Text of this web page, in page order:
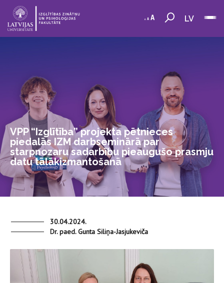
LV
VPP “Izglītība” projekta pētnieces
piedalās IZM darbseminārā par
starpnozaru sadarbību pieaugušo prasmju
datu tālākizmantošanā
30.04.2024.
Dr. paed. Gunta Siliņa-Jasjukeviča